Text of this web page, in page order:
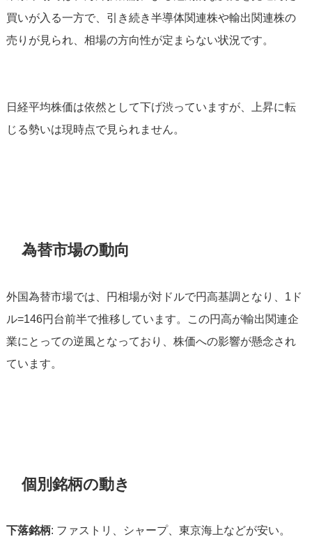
買いが入る一方で、引き続き半導体関連株や輸出関連株の
売りが見られ、相場の方向性が定まらない状況です。
日経平均株価は依然として下げ渋っていますが、上昇に転
じる勢いは現時点で見られません。
為替市場の動向
外国為替市場では、円相場が対ドルで円高基調となり、1ド
ル=146円台前半で推移しています。この円高が輸出関連企
業にとっての逆風となっており、株価への影響が懸念され
ています。
個別銘柄の動き
下落銘柄: ファストリ、シャープ、東京海上などが安い。